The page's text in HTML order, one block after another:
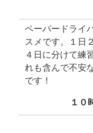
ペーパードライ
スメです。１日
４日に分けて練
れも含んで不安
です！
１０